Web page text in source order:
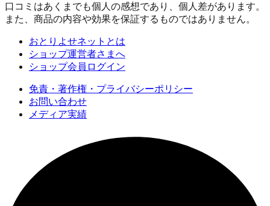
口コミはあくまでも個人の感想であり、個人差があります。
また、商品の内容や効果を保証するものではありません。
おとりよせネットとは
ショップ運営者さまへ
ショップ会員ログイン
免責・著作権・プライバシーポリシー
お問い合わせ
メディア実績